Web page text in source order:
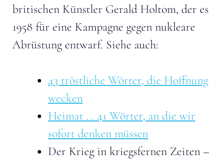
britischen Künstler Gerald Holtom, der es
1958 für eine Kampagne gegen nukleare
Abrüstung entwarf. Siehe auch:
43 tröstliche Wörter, die Hoffnung
wecken
Heimat … 41 Wörter, an die wir
sofort denken müssen
Der Krieg in kriegsfernen Zeiten –